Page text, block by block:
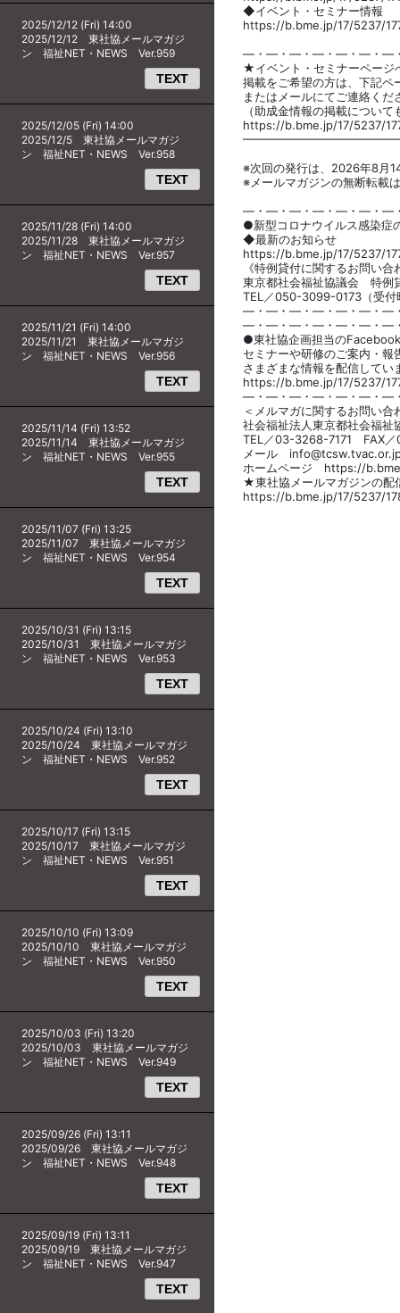
2025/12/12 (Fri) 14:00
2025/12/12 東社協メールマガジ
ン 福祉NET・NEWS Ver.959
TEXT
2025/12/05 (Fri) 14:00
2025/12/5 東社協メールマガジ
ン 福祉NET・NEWS Ver.958
TEXT
2025/11/28 (Fri) 14:00
2025/11/28 東社協メールマガジ
ン 福祉NET・NEWS Ver.957
TEXT
2025/11/21 (Fri) 14:00
2025/11/21 東社協メールマガジ
ン 福祉NET・NEWS Ver.956
TEXT
2025/11/14 (Fri) 13:52
2025/11/14 東社協メールマガジ
ン 福祉NET・NEWS Ver.955
TEXT
2025/11/07 (Fri) 13:25
2025/11/07 東社協メールマガジ
ン 福祉NET・NEWS Ver.954
TEXT
2025/10/31 (Fri) 13:15
2025/10/31 東社協メールマガジ
ン 福祉NET・NEWS Ver.953
TEXT
2025/10/24 (Fri) 13:10
2025/10/24 東社協メールマガジ
ン 福祉NET・NEWS Ver.952
TEXT
2025/10/17 (Fri) 13:15
2025/10/17 東社協メールマガジ
ン 福祉NET・NEWS Ver.951
TEXT
2025/10/10 (Fri) 13:09
2025/10/10 東社協メールマガジ
ン 福祉NET・NEWS Ver.950
TEXT
2025/10/03 (Fri) 13:20
2025/10/03 東社協メールマガジ
ン 福祉NET・NEWS Ver.949
TEXT
2025/09/26 (Fri) 13:11
2025/09/26 東社協メールマガジ
ン 福祉NET・NEWS Ver.948
TEXT
2025/09/19 (Fri) 13:11
2025/09/19 東社協メールマガジ
ン 福祉NET・NEWS Ver.947
TEXT
◆イベント・セミナー情報
https://b.bme.jp/17/5237/
―・―・―・―・―・―・―
★イベント・セミナーペー
掲載をご希望の方は、下記ペ
またはメールにてご連絡くだ
（助成金情報の掲載につい
https://b.bme.jp/17/5237/
※次回の発行は、2026年8月
※メールマガジンの無断転載
―・―・―・―・―・―・―
●新型コロナウイルス感染症
◆最新のお知らせ
https://b.bme.jp/17/5237/
《特例貸付に関するお問い合
東京都社会福祉協議会 特
TEL／050-3099-0173（受付
―・―・―・―・―・―・―
―・―・―・―・―・―・―
●東社協企画担当のFacebook
セミナーや研修のご案内・報
さまざまな情報を配信してい
https://b.bme.jp/17/5237/
―・―・―・―・―・―・―
＜メルマガに関するお問い合
社会福祉法人東京都社会福
TEL／03-3268-7171 FAX
メール
ホームページ https://
★東社協メールマガジンの配
https://b.bme.jp/17/5237/